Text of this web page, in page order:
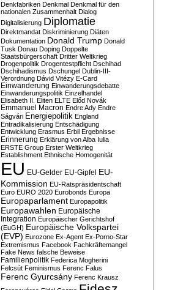
Denkfabriken Denkmal Denkmal für den
nationalen Zusammenhalt Dialog
Digitalisierung Diplomatie
Direktmandat Diskriminierung Diäten
Dokumentation Donald Trump Donald
Tusk Donau Doping Doppelte
Staatsbürgerschaft Dritter Weltkrieg
Drogenpolitik Drogentestpflicht Dschihad
Dschihadismus Dschungel Dublin-III-
Verordnung Dávid Vitézy E-Card
Einwanderung Einwanderungsdebatte
Einwanderungspolitik Einzelhandel
Elisabeth II. Eliten ELTE Előd Novák
Emmanuel Macron Endre Ady Endre
Ságvári Energiepolitik England
Entradikalisierung Entschädigung
Entwicklung Erasmus Erbil Ergebnisse
Erinnerung Erklärung von Alba Iulia
ERSTE Group Erster Weltkrieg
Establishment Ethnische Homogenität
EU EU-Gelder EU-Gipfel EU-
Kommission EU-Ratspräsidentschaft
Euro EURO 2020 Eurobonds Europa
Europaparlament Europapolitik
Europawahlen Europäische
Integration Europäischer Gerichtshof
(EuGH) Europäische Volkspartei
(EVP) Eurozone Ex-Agent Ex-Porno-Star
Extremismus Facebook Fachkräftemangel
Fake News falsche Beweise
Familienpolitik Federica Mogherini
Felcsút Feminismus Ferenc Falus
Ferenc Gyurcsány Ferenc Krausz